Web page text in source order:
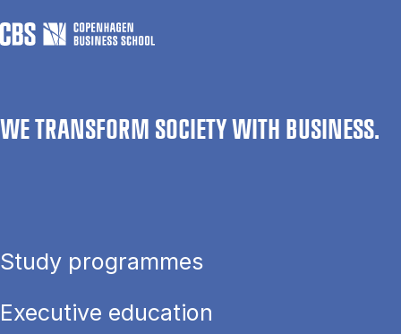
WE TRANSFORM SOCIETY WITH BUSINESS.
Study programmes
Executive education